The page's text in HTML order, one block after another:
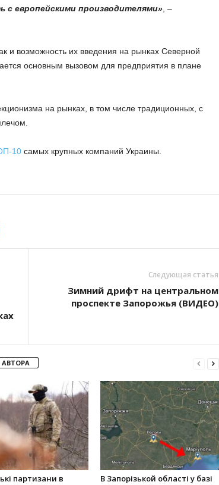
с европейскими производителями», –
и возможность их введения на рынках Северной
основным вызовом для предприятия в плане
на рынках, в том числе традиционных, с
10самых крупных компаний Украины.
Следующая статья
Зимний дрифт на центральном
проспекте Запорожья (ВИДЕО)
партизани в
В Запорізькой області у базі